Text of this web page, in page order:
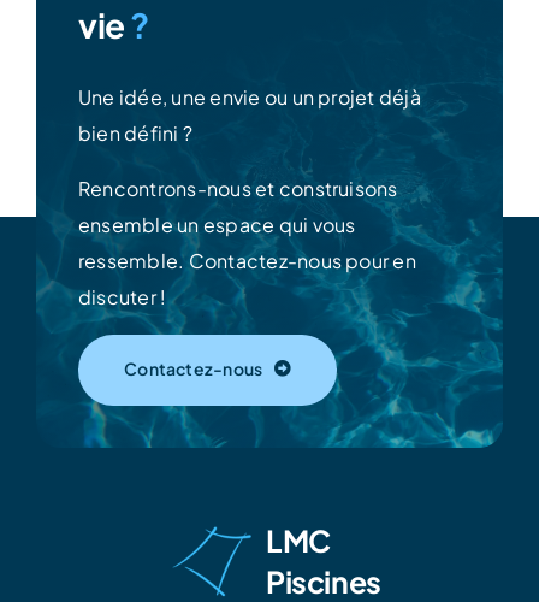
vie?
Une idée, une envie ou un projet déjà
bien défini ?
Rencontrons-nous et construisons
ensemble un espace qui vous
ressemble. Contactez-nous pour en
discuter !
Contactez-nous
LMC
Piscines